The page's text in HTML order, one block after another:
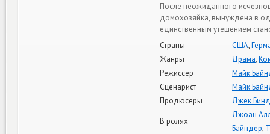
После неожиданного
домохозяйка, вынуждена в
единственным утешением
Страны
США,
Жанры
Драма,
Режиссер
Майк
Сценарист
Майк
Продюсеры
Джек
В ролях
Джоан
Байндер,